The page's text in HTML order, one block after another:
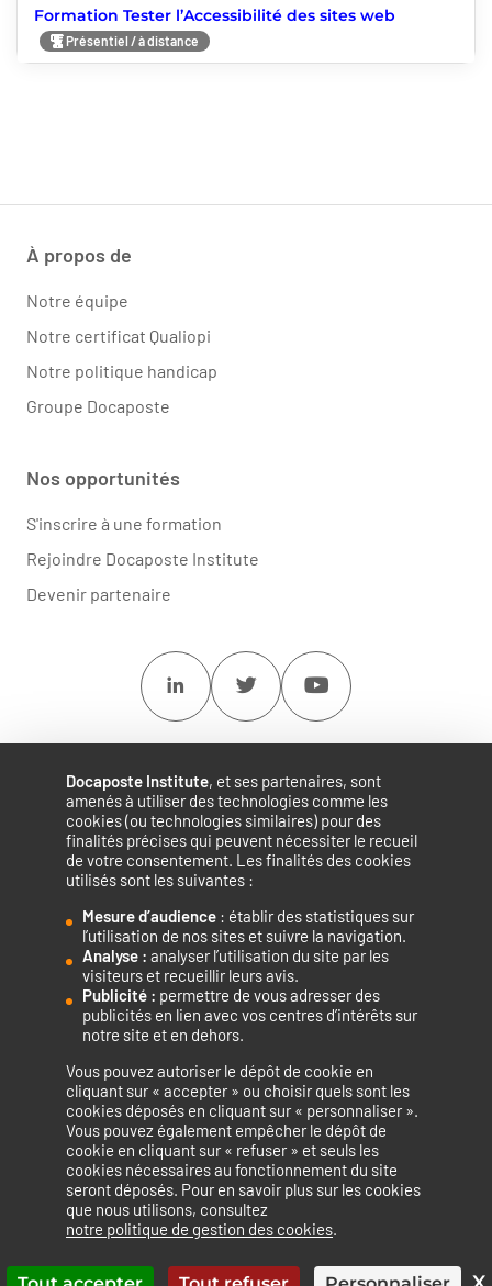
Docaposte Institute, et ses partenaires, sont
amenés à utiliser des technologies comme les
cookies (ou technologies similaires) pour des
finalités précises qui peuvent nécessiter le recueil
de votre consentement. Les finalités des cookies
utilisés sont les suivantes :
Mesure d’audience : établir des statistiques sur
l’utilisation de nos sites et suivre la navigation.
Analyse : analyser l’utilisation du site par les
visiteurs et recueillir leurs avis.
Publicité : permettre de vous adresser des
publicités en lien avec vos centres d’intérêts sur
notre site et en dehors.
Vous pouvez autoriser le dépôt de cookie en
cliquant sur « accepter » ou choisir quels sont les
cookies déposés en cliquant sur « personnaliser ».
Vous pouvez également empêcher le dépôt de
cookie en cliquant sur « refuser » et seuls les
cookies nécessaires au fonctionnement du site
seront déposés. Pour en savoir plus sur les cookies
que nous utilisons, consultez
notre politique de gestion des cookies.
Formation Tester l’Accessibilité des sites web
Présentiel / à distance
Accélérateur de compétences numériques.
La certification qualité a été délivrée au titre de la catégorie
d’action suivante : ACTIONS DE FORMATION
À propos de
Notre équipe
Notre certificat Qualiopi
Notre politique handicap
Groupe Docaposte
Nos opportunités
S'inscrire à une formation
Rejoindre Docaposte Institute
Devenir partenaire
Linkedin Twitter Youtube
Mentions légales
Politique de confidentialité
Politique de cookies
Accessibilité : non conforme
Plan du site